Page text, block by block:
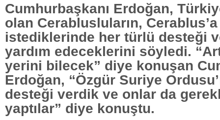
Cumhurbaşkanı Erdoğan,
olan Cerablusluların,
istediklerinde her türlü desteği
yardım edeceklerini söyledi.
yerini bilecek” diye konuşan
Erdoğan, “Özgür Suriye
desteği verdik ve onlar da
yaptılar” diye konuştu.